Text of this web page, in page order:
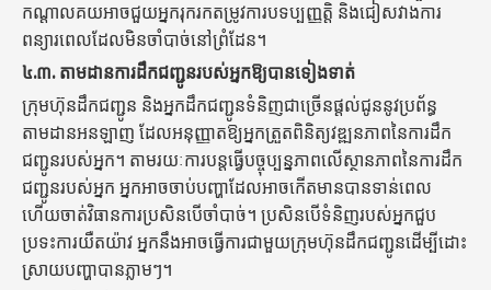
កណ្តាលគយអាចជួយអ្នករុករកតម្រូវការបទប្បញ្ញត្តិ និងជៀសវាងការ
ពន្យារពេលដែលមិនចាំបាច់នៅព្រំដែន។
៤.៣. តាមដានការដឹកជញ្ជូនរបស់អ្នកឱ្យបានទៀងទាត់
ក្រុមហ៊ុនដឹកជញ្ជូន និងអ្នកដឹកជញ្ជូនទំនិញជាច្រើនផ្តល់ជូននូវប្រព័ន្ធ
តាមដានអនឡាញ ដែលអនុញ្ញាតឱ្យអ្នកត្រួតពិនិត្យវឌ្ឍនភាពនៃការដឹក
ជញ្ជូនរបស់អ្នក។ តាមរយៈការបន្តធ្វើបច្ចុប្បន្នភាពលើស្ថានភាពនៃការដឹក
ជញ្ជូនរបស់អ្នក អ្នកអាចចាប់បញ្ហាដែលអាចកើតមានបានទាន់ពេល
ហើយចាត់វិធានការប្រសិនបើចាំបាច់។ ប្រសិនបើទំនិញរបស់អ្នកជួប
ប្រទះការយឺតយ៉ាវ អ្នកនឹងអាចធ្វើការជាមួយក្រុមហ៊ុនដឹកជញ្ជូនដើម្បីដោះ
ស្រាយបញ្ហាបានភ្លាមៗ។